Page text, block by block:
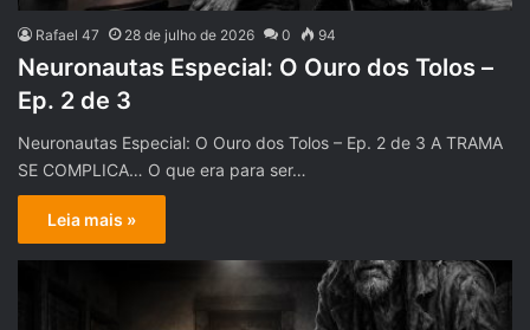
Rafael 47 28 de julho de 2026 0 94
Neuronautas Especial: O Ouro dos Tolos –
Ep. 2 de 3
Neuronautas Especial: O Ouro dos Tolos – Ep. 2 de 3 A TRAMA
SE COMPLICA… O que era para ser…
Leia mais »